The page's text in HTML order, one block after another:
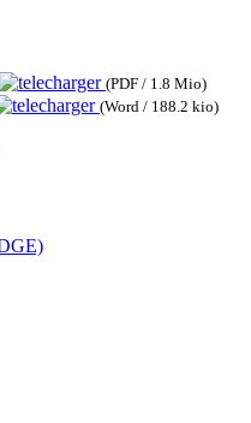
(PDF / 1.8 Mio)
(Word / 188.2 kio)